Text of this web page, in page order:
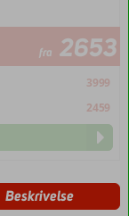
fra 2653
3999
2459
Beskrivelse